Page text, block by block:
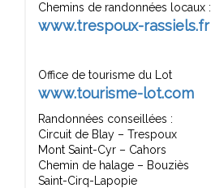
Chemins de randonnées locaux :
www.trespoux-rassiels.fr
Office de tourisme du Lot
www.tourisme-lot.com
Randonnées conseillées :
Circuit de Blay – Trespoux
Mont Saint-Cyr – Cahors
Chemin de halage – Bouziès
Saint-Cirq-Lapopie